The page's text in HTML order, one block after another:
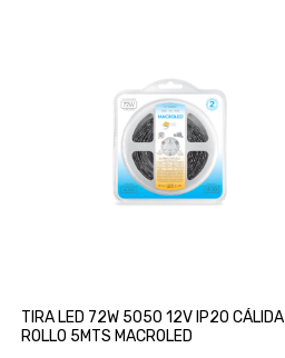
TIRA LED 72W 5050 12V IP20 CÁLIDA
ROLLO 5MTS MACROLED